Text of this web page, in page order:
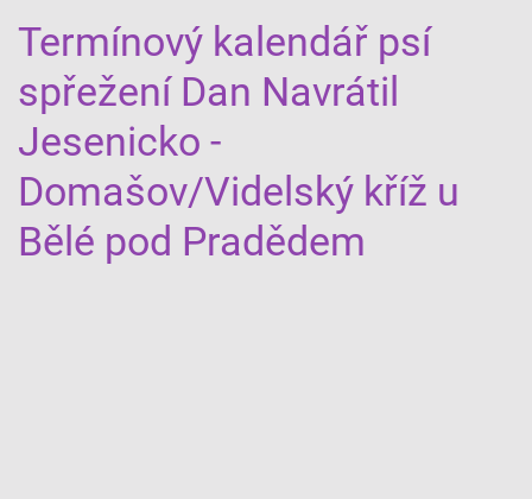
Termínový kalendář psí
spřežení Dan Navrátil
Jesenicko -
Domašov/Videlský kříž u
Bělé pod Pradědem